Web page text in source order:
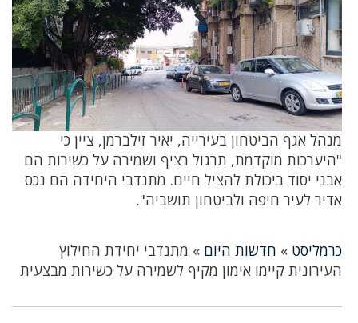
מנהל אגף הביטחון בעירייה, יאיר זילברמן, ציין כי
"היערכות מוקדמת, תרגול רציף ושמירה על כשירות הם
אבני יסוד ביכולת להציל חיים. מתנדבי היחידה הם נכס
אדיר לעיר חיפה ולביטחון תושביה".
כרמליסט » חדשות היום » מתנדבי יחידת החילוץ
העירונית קיימו אימון מקיף לשמירה על כשירות מבצעית